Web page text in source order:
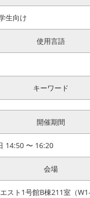
生向け
使用言語
キーワード
開催期間
14:50 〜 16:20
会場
スト1号館B棟211室（